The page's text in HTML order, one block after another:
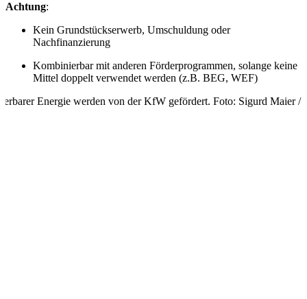
Achtung:
Kein Grundstückserwerb, Umschuldung oder
Nachfinanzierung
Kombinierbar mit anderen Förderprogrammen, solange keine
Mittel doppelt verwendet werden (z.B. BEG, WEF)